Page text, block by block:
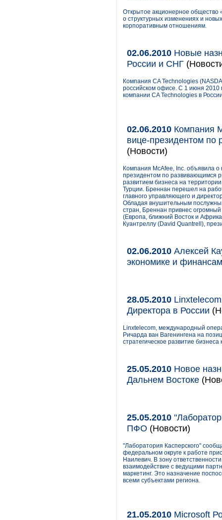
Открытое акционерное
о структурных изменениях и
корпоративным отношениям.
02.06.2010 Новые
России и СНГ
Компания CA Technologies
российском офисе. С 1 июня 2010
компании CA Technologies в
02.06.2010 Компания
вице-президентом по
(Новости)
Компания McAfee, Inc. объявила
президентом по развивающимся
развитием бизнеса на
Турции. Бреннан перешел на
главного управляющего и
Обладая внушительным
стран, Бреннан привнес
(Европа, ближний Восток и
Куантреллу (David Quantrell),
02.06.2010 Алексей
экономике и
28.05.2010
Директора в России
Linxtelecom, международный
Ричарда ван Вагенингена на
стратегическое развитие бизнеса
25.05.2010 Новое
Дальнем Востоке
25.05.2010
ПФО (Новости)
"Лаборатория Касперского"
федеральном округе к работе
Наилевич. В зону
взаимодействие с ведущими
маркетинг. Это назначение
всеми субъектами региона.
21.05.2010 Microsoft